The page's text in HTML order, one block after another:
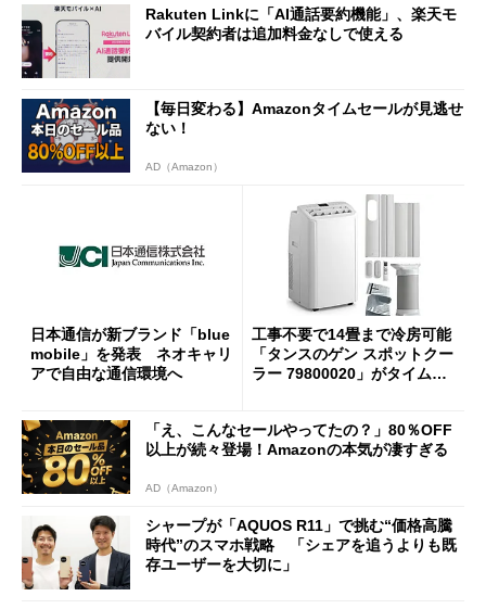
Rakuten Linkに「AI通話要約機能」、楽天モ
バイル契約者は追加料金なしで使える
【毎日変わる】Amazonタイムセールが見逃せ
ない！
AD（Amazon）
日本通信が新ブランド「blue
mobile」を発表 ネオキャリ
アで自由な通信環境へ
工事不要で14畳まで冷房可能
「タンスのゲン スポットクー
ラー 79800020」がタイムセ
「え、こんなセールやってたの？」80％OFF
以上が続々登場！Amazonの本気が凄すぎる
AD（Amazon）
シャープが「AQUOS R11」で挑む“価格高騰
時代”のスマホ戦略 「シェアを追うよりも既
存ユーザーを大切に」